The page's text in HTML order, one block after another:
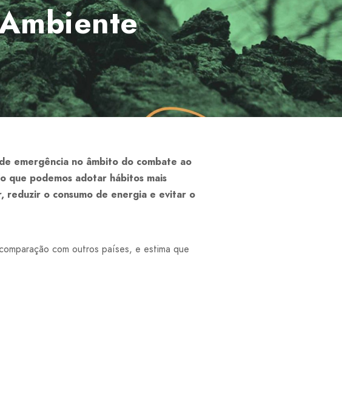
emergência no âmbito do combate ao
que podemos adotar hábitos mais
reduzir o consumo de energia e evitar o
com outros países, e estima que